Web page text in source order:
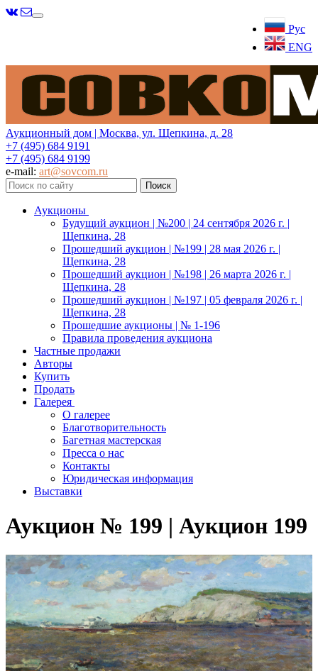
Рус
ENG
Меню
Аукционный дом | Москва, ул. Щепкина, д. 28
+7 (495) 684 9191
+7 (495) 684 9199
e-mail: art@sovcom.ru
Аукционы
Будущий аукцион | №200 | 24 сентября 2026 г. |
Щепкина, 28
Прошедший аукцион | №199 | 28 мая 2026 г. |
Щепкина, 28
Прошедший аукцион | №198 | 26 марта 2026 г. |
Щепкина, 28
Прошедший аукцион | №197 | 05 февраля 2026 г. |
Щепкина, 28
Прошедшие аукционы | № 1-196
Правила проведения аукциона
Частные продажи
Авторы
Купить
Продать
Галерея
О галерее
Благотворительность
Багетная мастерская
Пресса о нас
Контакты
Юридическая информация
Выставки
Аукцион № 199 | Аукцион 199